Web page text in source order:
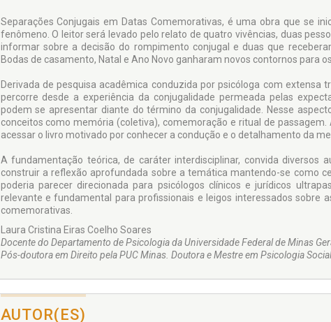
Separações Conjugais em Datas Comemorativas, é uma obra que se
fenômeno. O leitor será levado pelo relato de quatro vivências, duas
informar sobre a decisão do rompimento conjugal e duas que
Bodas de casamento, Natal e Ano Novo ganharam novos contornos para
Derivada de pesquisa acadêmica conduzida por psicóloga com extensa
percorre desde a experiência da conjugalidade permeada pelas
podem se apresentar diante do término da conjugalidade. Nesse
conceitos como memória (coletiva), comemoração e ritual de
acessar o livro motivado por conhecer a condução e o detalhamento da
A fundamentação teórica, de caráter interdisciplinar, convida diversos
construir a reflexão aprofundada sobre a temática mantendo-se como
poderia parecer direcionada para psicólogos clínicos e jurídicos
relevante e fundamental para profissionais e leigos interessados sobre
comemorativas.
Laura Cristina Eiras Coelho Soares
Docente do Departamento de Psicologia da Universidade Federal de Minas
Pós-doutora em Direito pela PUC Minas. Doutora e Mestre em Psicologia
AUTOR(ES)